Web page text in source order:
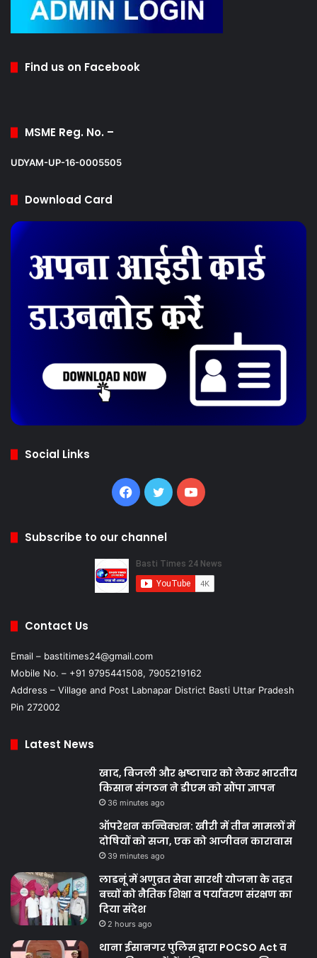
Find us on Facebook
MSME Reg. No. –
UDYAM-UP-16-0005505
Download Card
Social Links
Facebook
TwitterYouTube
Subscribe to our channel
Contact Us
Email – bastitimes24@gmail.com
Mobile No. – +91 9795441508, 7905219162
Address – Village and Post Labnapar District Basti Uttar Pradesh
Pin 272002
Latest News
खाद, बिजली और भ्रष्टाचार को लेकर भारतीय
किसान संगठन ने डीएम को सौंपा ज्ञापन
36 minutes ago
ऑपरेशन कन्विक्शन: खीरी में तीन मामलों में
दोषियों को सजा, एक को आजीवन कारावास
39 minutes ago
लाडनूं में अणुव्रत सेवा सारथी योजना के तहत
बच्चों को नैतिक शिक्षा व पर्यावरण संरक्षण का
दिया संदेश
2 hours ago
थाना ईसानगर पुलिस द्वारा POCSO Act व